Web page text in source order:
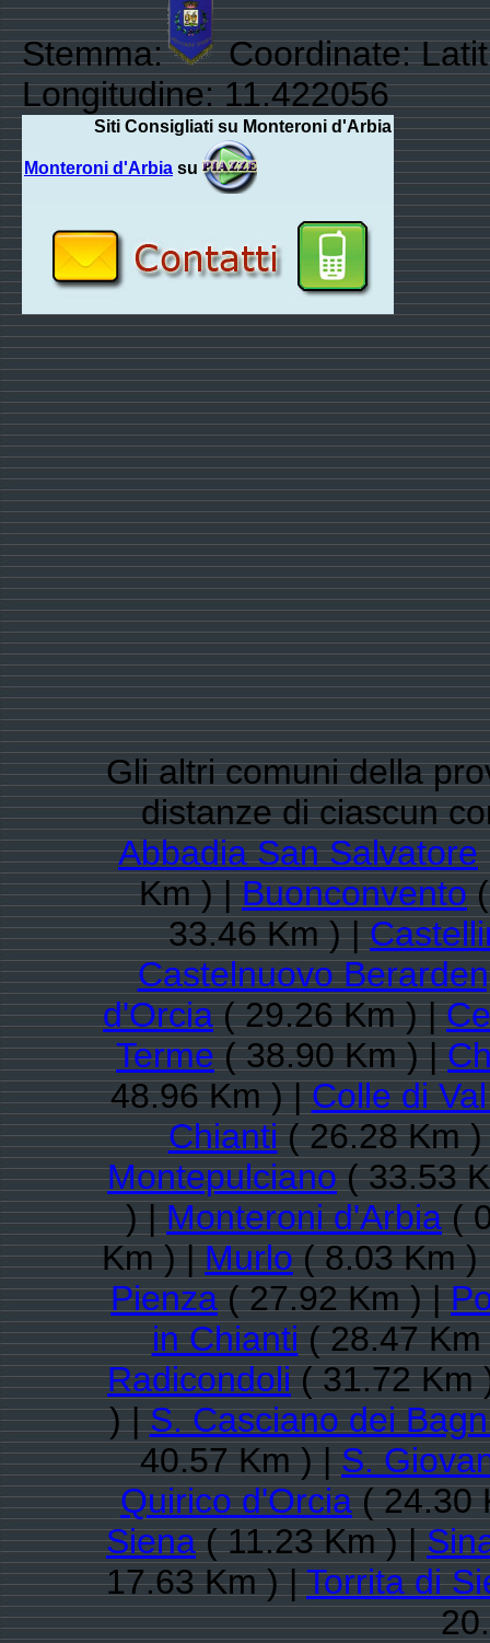
Stemma:
Coordinate:
Longitudine: 11.422056
Siti Consigliati su Monteroni d'Arbia
Monteroni d'Arbia su
Gli altri comuni della
distanze di ciascun
Abbadia San Salvatore
Km ) |Buonconvento(
33.46 Km ) |
Castelnuovo
d'Orcia( 29.26 Km ) |
Terme( 38.90 Km ) |
48.96 Km ) |Colle di
Chianti( 26.28 Km
Montepulciano( 33.53
) |Monteroni d'Arbia(
Km ) |Murlo( 8.03 Km
Pienza( 27.92 Km ) |
in Chianti( 28.47
Radicondoli( 31.72 Km
) |S. Casciano dei
40.57 Km ) |S.
Quirico d'Orcia( 24.30
Siena( 11.23 Km ) |
17.63 Km ) |Torrita di